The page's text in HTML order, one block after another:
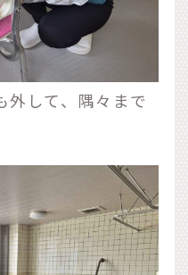
外して、隅々まで